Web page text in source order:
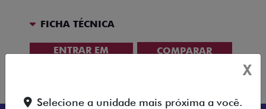
FICHA TÉCNICA
ENTRAR EM
COMPARAR
X
Selecione a unidade mais próxima a você.